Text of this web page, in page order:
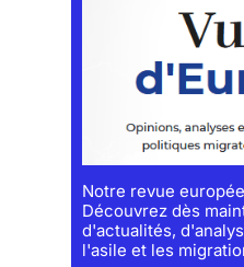
Notre revue
Découvrez dès
d'actualités,
l'asile et les